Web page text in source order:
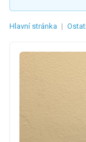
Hlavní stránka |